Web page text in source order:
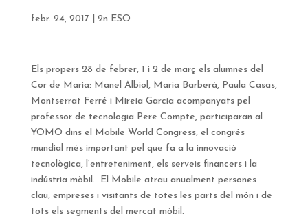
febr. 24, 2017 2n ESO
Els propers 28 de febrer, 1 i 2 de març els alumnes del
Cor de Maria: Manel Albiol, Maria Barberà, Paula Casas,
Montserrat Ferré i Mireia Garcia acompanyats pel
professor de tecnologia Pere Compte, participaran al
YOMO dins el Mobile World Congress, el congrés
mundial més important pel que fa a la innovació
tecnològica, l’entreteniment, els serveis financers i la
indústria mòbil. El Mobile atrau anualment persones
clau, empreses i visitants de totes les parts del món i de
tots els segments del mercat mòbil.